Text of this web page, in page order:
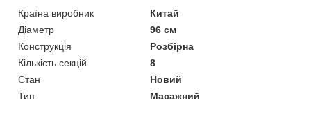
Країна виробник
Китай
Діаметр
96 см
Конструкція
Розбірна
Кількість секцій
8
Стан
Новий
Тип
Масажний